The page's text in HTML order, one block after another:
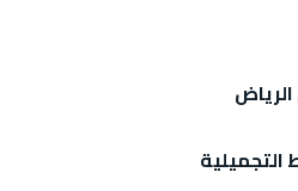
التجميلية